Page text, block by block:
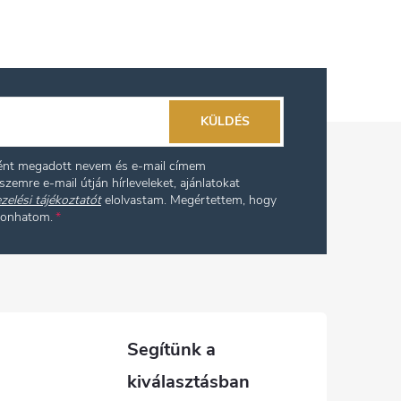
megadott nevem és e-mail címem
e-mail útján hírleveleket, ajánlatokat
tájékoztatót elolvastam. Megértettem, hogy
KÜLDÉS